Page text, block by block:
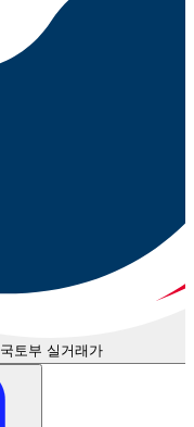
국토부 실거래가